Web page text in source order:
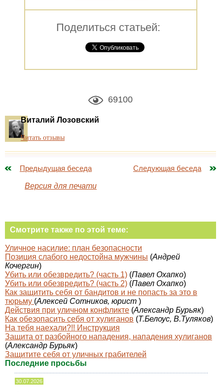
Поделиться статьей:
69100
Виталий Лозовский
Читать отзывы
Предыдущая беседа Следующая беседа
Версия для печати
Смотрите также по этой теме:
Уличное насилие: план безопасности
Позиция слабого недостойна мужчины (Андрей
Кочергин)
Убить или обезвредить? (часть 1) (Павел Охапко)
Убить или обезвредить? (часть 2) (Павел Охапко)
Как защитить себя от бандитов и не попасть за это в
тюрьму (Алексей Сотников, юрист )
Действия при уличном конфликте (Александр Бурьяк)
Как обезопасить себя от хулиганов (Т.Белоус, В.Туляков)
На тебя наехали?!! Инструкция
Защита от разбойного нападения, нападения хулиганов
(Александр Бурьяк)
Защитите себя от уличных грабителей
Последние просьбы
30.07.2026